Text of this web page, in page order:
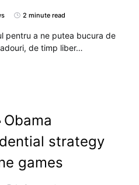
2 minute read
pentru a ne putea bucura de
de timp liber…
Obama
strategy
games